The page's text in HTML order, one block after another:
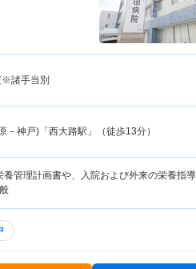
※諸手当別
－神戸)「西大路駅」（徒歩13分）
管理計画書や、入院および外来の栄養指